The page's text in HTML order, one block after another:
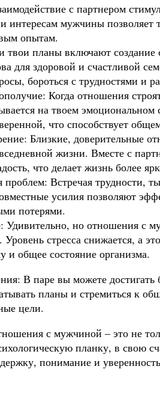
с партнером
интересам мужчины позволяет
опытам.
твои планы включают
для здоровой и счастливой
бороться с трудностями и
Когда отношения
на твоем эмоциональном
что способствует
Близкие, доверительные
жизни. Вместе с
что делает жизнь более
Встречая трудности,
усилия позволяют
потерями.
Удивительно, но отношения с
Уровень стресса снижается, а
общее состояние организма.
В паре вы можете
планы и стремиться к
цели.
с мужчиной – это не
планку, в свою
понимание и